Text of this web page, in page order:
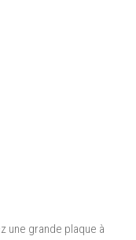
une grande plaque à